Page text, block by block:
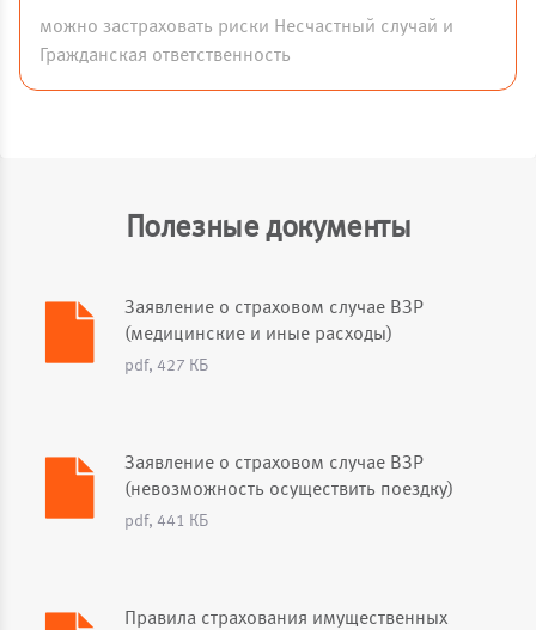
можно застраховать риски Несчастный случай и
Гражданская ответственность
Полезные документы
Заявление о страховом случае ВЗР
(медицинские и иные расходы)
pdf, 427 КБ
Заявление о страховом случае ВЗР
(невозможность осуществить поездку)
pdf, 441 КБ
Правила страхования имущественных